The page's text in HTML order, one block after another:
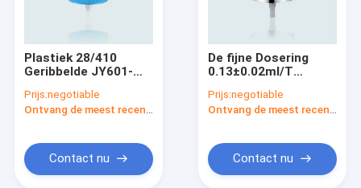
Plastiek 28/410
Geribbelde JY601-
4.23mm van de
spuitbuspomp
Prijs:negotiable
Ontvang de meest recente Prijs
Contact nu
De fijne Dosering
0.13±0.02ml/T
Hoogte 3.175mm van
de Mistspuitbus van
Prijs:negotiable
Ontvang de meest recente Prijs
Contact nu